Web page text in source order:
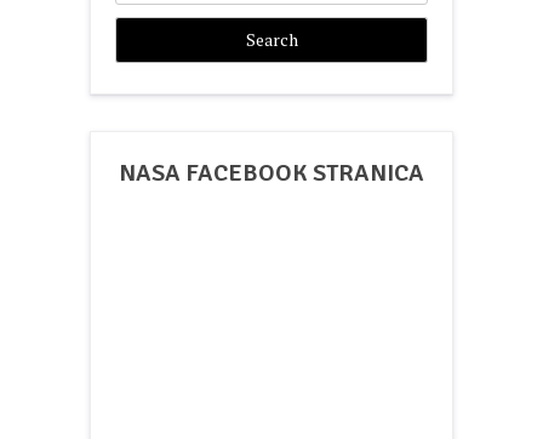
NASA FACEBOOK STRANICA